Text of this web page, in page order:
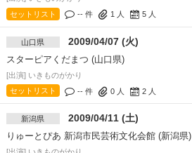
セットリスト
-- 件 1 人 5人
山口県 2009/04/07 (火)
スターピアくだまつ (山口県)
[出演] いきものがかり
セットリスト
-- 件 0人 2人
新潟県 2009/04/11 (土)
りゅーとぴあ 新潟市民芸術文化会館 (新潟県)